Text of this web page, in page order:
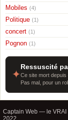
Mobiles (4)
Politique (1)
concert (1)
Pognon (1)
✦
Ressuscité
Ce site mort depuis
Pas mal, pour un
Captain Web — le VRAI
2022.